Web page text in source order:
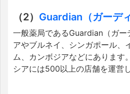
（2） Guardian（ガーデ
一般薬局であるGuardian（ガー
アやブルネイ、シンガポール、
ム、カンボジアなどにあります
シアには500以上の店舗を運営